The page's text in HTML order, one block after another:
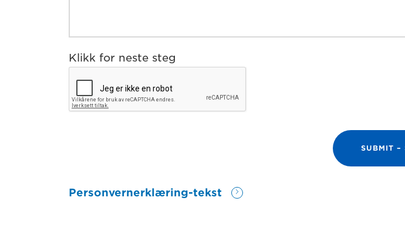
Klikk for neste steg
Personvernerklæring-tekst